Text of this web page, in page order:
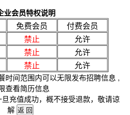
业会员特权说明
免费会员
付费会员
禁止
允许
禁止
允许
禁止 允许
时间范围内可以无限发布招聘信息 ,
查看简历信息
充值成功，概不接受退款，敬请谅
解